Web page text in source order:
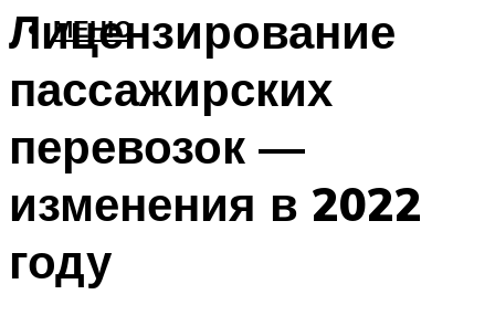
МЕНЮ
Лицензирование
пассажирских
перевозок —
изменения в 2022
году